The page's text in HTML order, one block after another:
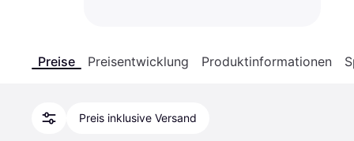
Preise Preisentwicklung Produktinformationen
Preis inklusive Versand